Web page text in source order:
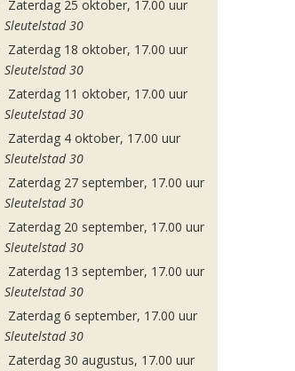
Zaterdag 25 oktober, 17.00 uur
Sleutelstad 30
Zaterdag 18 oktober, 17.00 uur
Sleutelstad 30
Zaterdag 11 oktober, 17.00 uur
Sleutelstad 30
Zaterdag 4 oktober, 17.00 uur
Sleutelstad 30
Zaterdag 27 september, 17.00 uur
Sleutelstad 30
Zaterdag 20 september, 17.00 uur
Sleutelstad 30
Zaterdag 13 september, 17.00 uur
Sleutelstad 30
Zaterdag 6 september, 17.00 uur
Sleutelstad 30
Zaterdag 30 augustus, 17.00 uur